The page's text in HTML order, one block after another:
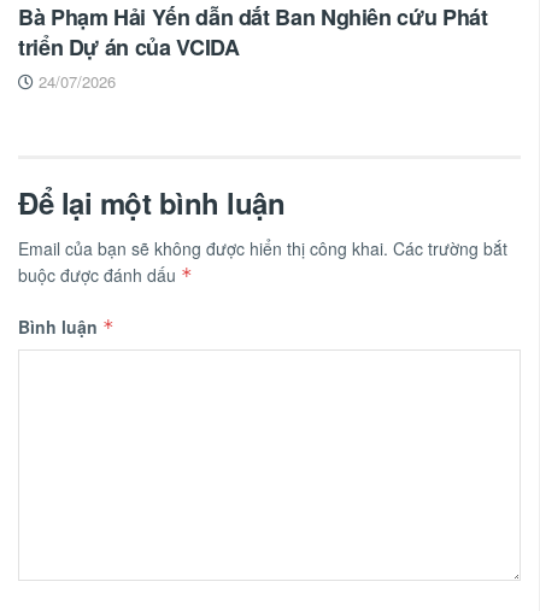
Bà Phạm Hải Yến dẫn dắt Ban Nghiên cứu Phát
triển Dự án của VCIDA
24/07/2026
Để lại một bình luận
Email của bạn sẽ không được hiển thị công khai. Các trường bắt
buộc được đánh dấu *
Bình luận *